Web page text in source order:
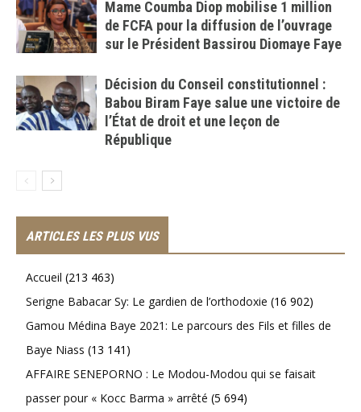
Mame Coumba Diop mobilise 1 million
de FCFA pour la diffusion de l’ouvrage
sur le Président Bassirou Diomaye Faye
Décision du Conseil constitutionnel :
Babou Biram Faye salue une victoire de
l’État de droit et une leçon de
République
ARTICLES LES PLUS VUS
Accueil (213 463)
Serigne Babacar Sy: Le gardien de l’orthodoxie (16 902)
Gamou Médina Baye 2021: Le parcours des Fils et filles de
Baye Niass (13 141)
AFFAIRE SENEPORNO : Le Modou-Modou qui se faisait
passer pour « Kocc Barma » arrêté (5 694)